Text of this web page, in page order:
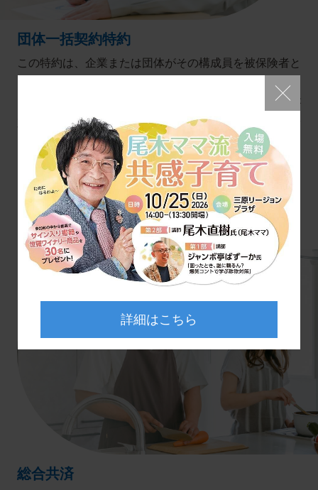
団体一括契約特約
この特約は、企業または団体がその構成員を被保険者と
して保険契約する火災共済で、被保険者の居住する建物
および当該建物に収容された被保険者の所有する家財が
対象となります。なお、共済保険金の受取人は被保険者
となります。
もっと見る
総合共済
詳細はこちら
Close